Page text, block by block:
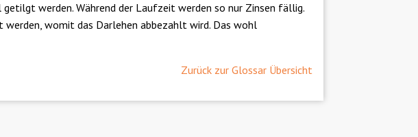
werden. Während der Laufzeit werden so nur Zinsen fällig.
womit das Darlehen abbezahlt wird. Das wohl
Zurück zur Glossar Übersicht